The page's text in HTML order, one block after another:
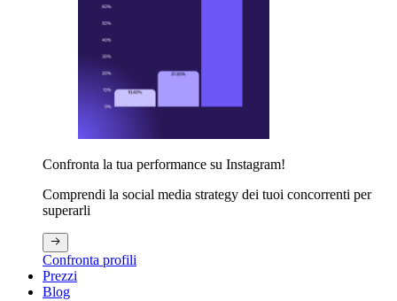
Confronta la tua performance su Instagram!
Comprendi la social media strategy dei tuoi concorrenti per
superarli
Confronta profili
Prezzi
Blog